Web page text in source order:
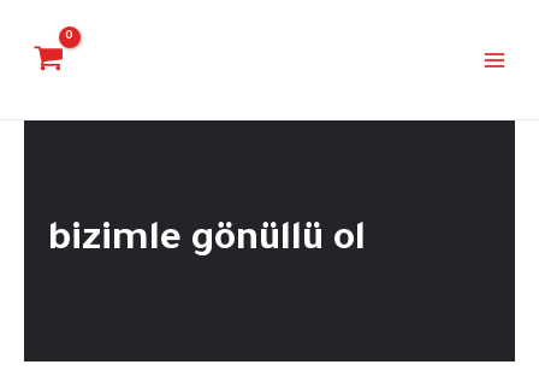
bizimle gönüllü ol